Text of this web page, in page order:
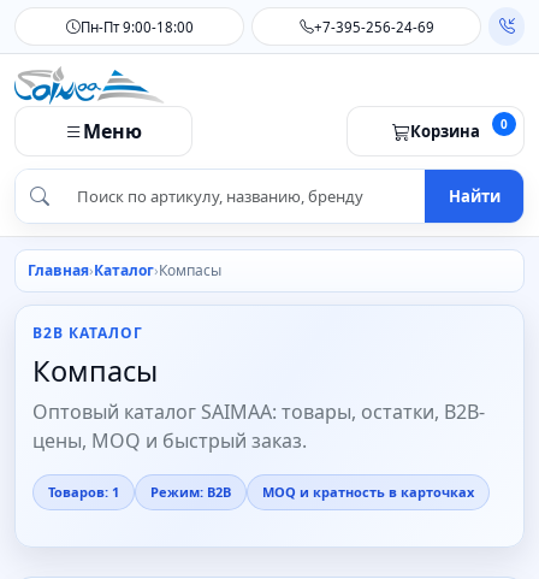
Пн-Пт 9:00-18:00 +7-395-256-24-69
Меню Корзина 0
Найти
Главная Каталог Компасы
B2B КАТАЛОГ
Компасы
Оптовый каталог SAIMAA: товары, остатки, B2B-
цены, MOQ и быстрый заказ.
Товаров: 1 Режим: B2B MOQ и кратность в карточках